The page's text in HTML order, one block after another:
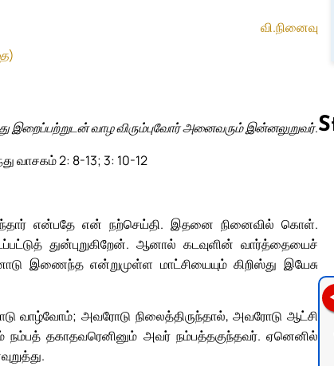
வி.நினைவு
இறைப்பற்றுடன் வாழ விரும்புவோர் அனைவரும் இன்னலுறுவர்.
வாசகம் 2: 8-13; 3: 10-12
என்பதே என் நற்செய்தி. இதனை நினைவில் கொள்.
துன்புறுகிறேன். ஆனால் கடவுளின் வார்த்தையைச்
இணைந்த என்றுமுள்ள மாட்சியையும் கிறிஸ்து இயேசு
வாழ்வோம்; அவரோடு நிலைத்திருந்தால், அவரோடு ஆட்சி
நம்பத் தகாதவரெனினும் அவர் நம்பத்தகுந்தவர். ஏனெனில்